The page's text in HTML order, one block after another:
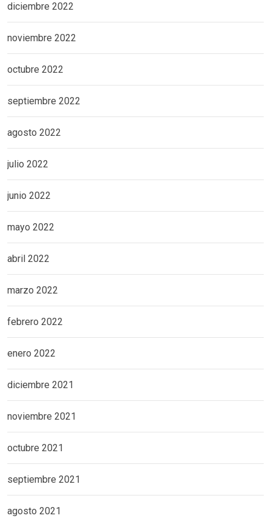
diciembre 2022
noviembre 2022
octubre 2022
septiembre 2022
agosto 2022
julio 2022
junio 2022
mayo 2022
abril 2022
marzo 2022
febrero 2022
enero 2022
diciembre 2021
noviembre 2021
octubre 2021
septiembre 2021
agosto 2021